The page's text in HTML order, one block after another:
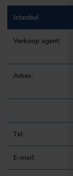
Istanbul
Verkoop agent:
Adres:
Tel:
E-mail: